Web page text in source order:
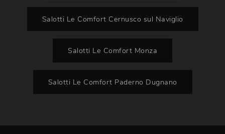
Salotti Le Comfort Cernusco sul Naviglio
Salotti Le Comfort Monza
Salotti Le Comfort Paderno Dugnano